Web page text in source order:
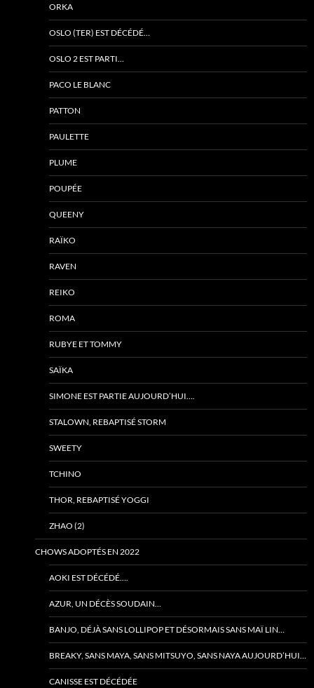
ORKA
OSLO (TER) EST DÉCÉDÉ…
OSLO 2 EST PARTI…
PACO LE BLANC
PATTON
PAULETTE
PLUME
POUPÉE
QUEENY
RAÏKO
RAVEN
REIKO
ROMA
RUBYE ET TOMMY
SAÏKA
SIMONE EST PARTIE AUJOURD’HUI….
STALOWN, REBAPTISÉ STORM
SWEETY
TCHINO
THOR, REBAPTISÉ YOGGI
ZHAO (2)
CHOWS ADOPTÉS EN 2022
AOKI EST DÉCÉDÉ….
AZUR, UN DÉCÈS SOUDAIN…
BANJO, DÉJÀ SANS LOLLIPOP ET DÉSORMAIS SANS MAÏ LIN…
BREAKY, SANS MAYA, SANS MITSUYO, SANS NAYA AUJOURD’HUI…
CANISSE EST DÉCÉDÉE